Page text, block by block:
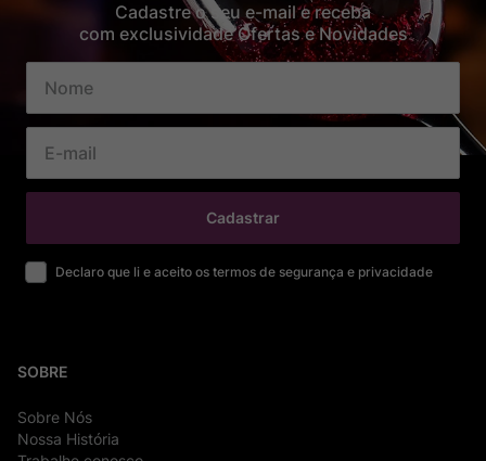
Cadastre o seu e-mail e receba
com exclusividade Ofertas e Novidades
Cadastrar
Declaro que li e aceito os termos de segurança e privacidade
SOBRE
Sobre Nós
Nossa História